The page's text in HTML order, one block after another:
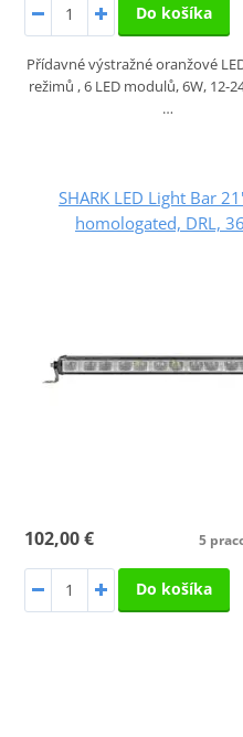
Do košíka
Přídavné výstražné oranžové
režimů , 6 LED modulů, 6W, 12-
…
SHARK LED Light Bar
homologated, DRL,
102,00 € 5
Do košíka